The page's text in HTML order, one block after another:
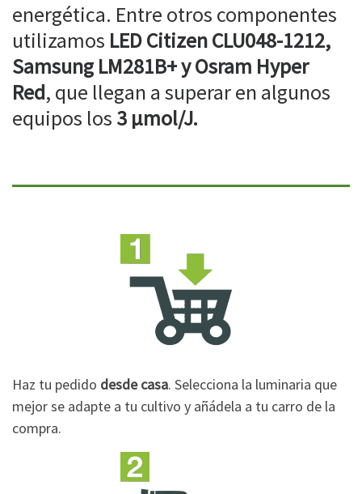
energética. Entre otros componentes
utilizamos LED Citizen CLU048-1212,
Samsung LM281B+ y Osram Hyper
Red, que llegan a superar en algunos
equipos los 3 µmol/J.
Haz tu pedido desde casa. Selecciona la luminaria que
mejor se adapte a tu cultivo y añádela a tu carro de la
compra.